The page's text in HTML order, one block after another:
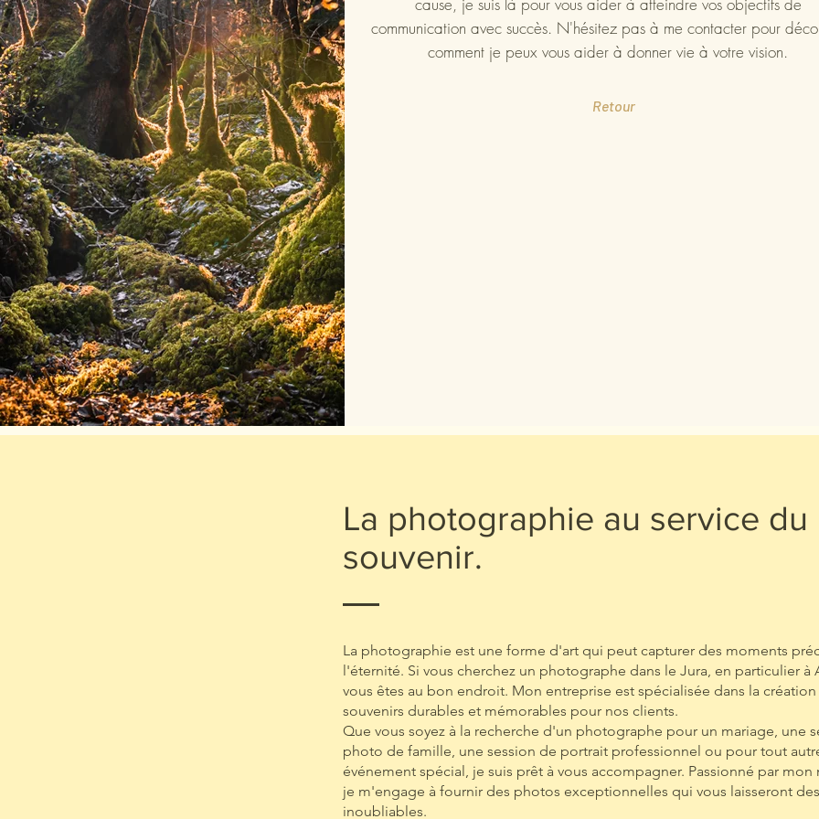
communication avec succès. N'hésitez pas à me contacter pour
comment je peux vous aider à donner vie à votre vision.
Retour
La photographie au service du
souvenir.
La photographie est une forme d'art qui peut capturer des moments
l'éternité. Si vous cherchez un photographe dans le Jura, en particulier à
vous êtes au bon endroit. Mon entreprise est spécialisée dans la
souvenirs durables et mémorables pour nos clients.
Que vous soyez à la recherche d'un photographe pour un mariage, une
photo de famille, une session de portrait professionnel ou pour tout
événement spécial, je suis prêt à vous accompagner. Passionné par mon
je m'engage à fournir des photos exceptionnelles qui vous laisseront
inoubliables.